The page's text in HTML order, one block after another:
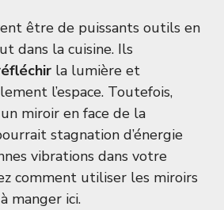
être de puissants outils en
dans la cuisine. Ils
la lumière et
l’espace. Toutefois,
miroir en face de la
stagnation d’énergie
vibrations dans votre
comment utiliser les miroirs
manger ici.